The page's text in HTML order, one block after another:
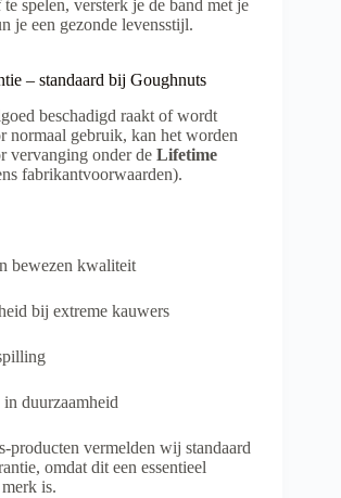
spelen, versterk je de band met je
je een gezonde levensstijl.
– standaard bij Goughnuts
beschadigd raakt of wordt
normaal gebruik, kan het worden
vervanging onder de Lifetime
fabrikantvoorwaarden).
bewezen kwaliteit
bij extreme kauwers
duurzaamheid
producten vermelden wij standaard
omdat dit een essentieel
is.